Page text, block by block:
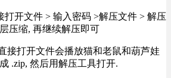
打开文件 > 输入密码 >解压文件 > 解压
压缩, 再继续解压即可
接打开文件会播放猫和老鼠和葫芦娃
.zip, 然后用解压工具打开.